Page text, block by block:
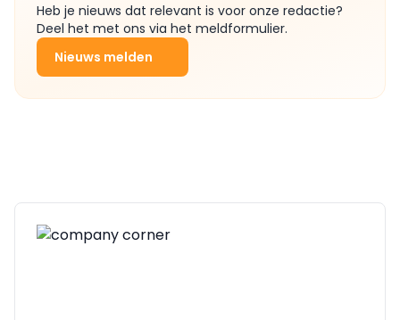
Heb je nieuws dat relevant is voor onze redactie?
Deel het met ons via het meldformulier.
Nieuws melden